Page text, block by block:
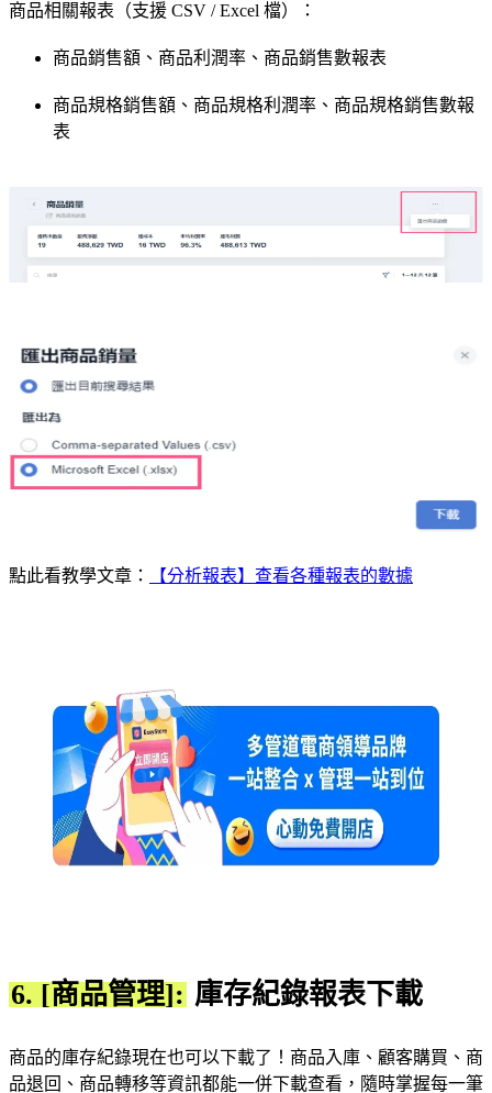
商品相關報表（支援 CSV / Excel 檔）：
商品銷售額、商品利潤率、商品銷售數報表
商品規格銷售額、商品規格利潤率、商品規格銷售數報
表
點此看教學文章： 【分析報表】查看各種報表的數據
6. [商品管理]: 庫存紀錄報表下載
商品的庫存紀錄現在也可以下載了！商品入庫、顧客購買、商
品退回、商品轉移等資訊都能一併下載查看，隨時掌握每一筆